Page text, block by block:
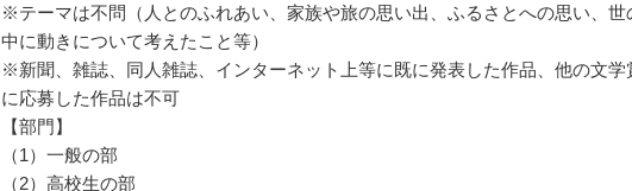
※テーマは不問（人とのふれあい、家族や旅の思い出、ふるさとへの思い、世
中に動きについて考えたこと等）
※新聞、雑誌、同人雑誌、インターネット上等に既に発表した作品、他の文学
に応募した作品は不可
【部門】
（1）一般の部
（2）高校生の部